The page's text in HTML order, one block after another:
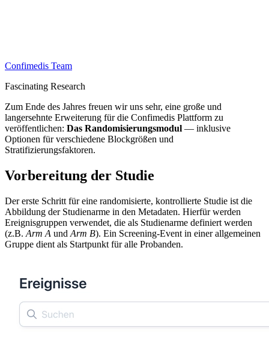
Confimedis Team
Fascinating Research
Zum Ende des Jahres freuen wir uns sehr, eine große und
langersehnte Erweiterung für die Confimedis Plattform zu
veröffentlichen: Das Randomisierungsmodul — inklusive
Optionen für verschiedene Blockgrößen und
Stratifizierungsfaktoren.
Vorbereitung der Studie
Der erste Schritt für eine randomisierte, kontrollierte Studie ist die
Abbildung der Studienarme in den Metadaten. Hierfür werden
Ereignisgruppen verwendet, die als Studienarme definiert werden
(z.B. Arm A und Arm B). Ein Screening-Event in einer allgemeinen
Gruppe dient als Startpunkt für alle Probanden.